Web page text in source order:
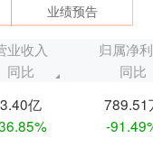
业绩预告
业收入
同比
归属净
同比
3.40亿
789.51
-